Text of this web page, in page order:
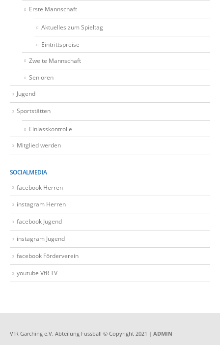
Erste Mannschaft
Aktuelles zum Spieltag
Eintrittspreise
Zweite Mannschaft
Senioren
Jugend
Sportstätten
Einlasskontrolle
Mitglied werden
SOCIALMEDIA
facebook Herren
instagram Herren
facebook Jugend
instagram Jugend
facebook Förderverein
youtube VfR TV
VfR Garching e.V. Abteilung Fussball © Copyright 2021 | ADMIN